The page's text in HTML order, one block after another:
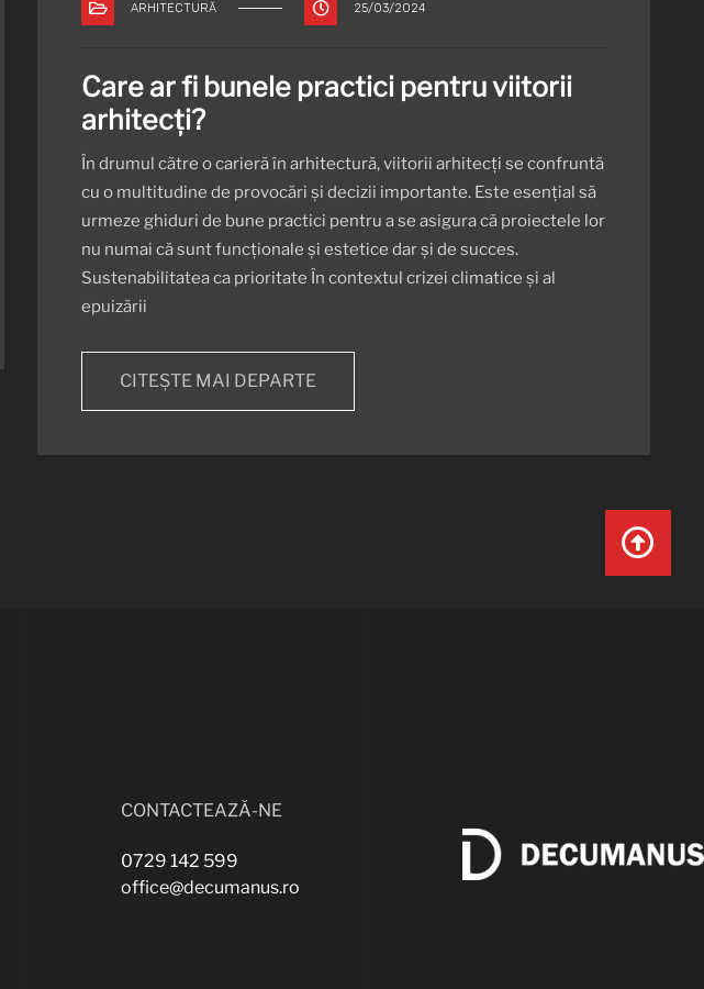
ARHITECTURĂ 25/03/2024
Care ar fi bunele practici pentru viitorii
arhitecți?
În drumul către o carieră în arhitectură, viitorii arhitecți se confruntă
cu o multitudine de provocări și decizii importante. Este esențial să
urmeze ghiduri de bune practici pentru a se asigura că proiectele lor
nu numai că sunt funcționale și estetice dar și de succes.
Sustenabilitatea ca prioritate În contextul crizei climatice și al
epuizării
CITEȘTE MAI DEPARTE
CONTACTEAZĂ-NE
0729 142 599
office@decumanus.ro